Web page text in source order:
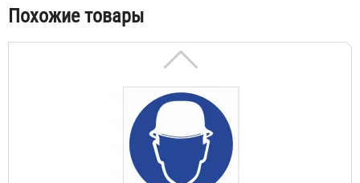
Табы
Похожие товары
Знак М-02 (Работать в защитной каске (шлеме))